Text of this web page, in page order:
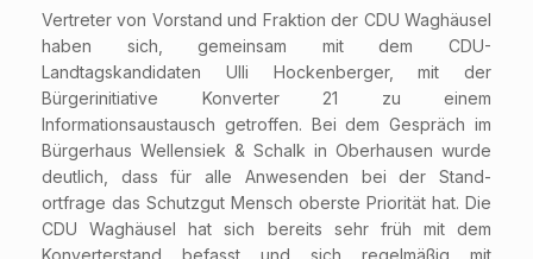
Vertreter von Vorstand und Fraktion der CDU Waghäusel
haben sich, gemeinsam mit dem CDU-
Landtagskandidaten Ulli Hockenberger, mit der
Bürgerinitiative Konverter 21 zu einem
Informationsaustausch getroffen. Bei dem Gespräch im
Bürgerhaus Wellensiek & Schalk in Oberhausen wurde
deutlich, dass für alle Anwesenden bei der Stand-
ortfrage das Schutzgut Mensch oberste Priorität hat. Die
CDU Waghäusel hat sich bereits sehr früh mit dem